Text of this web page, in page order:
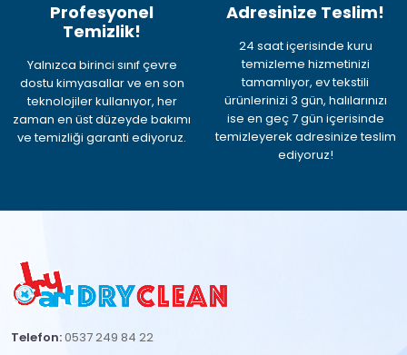
Profesyonel
Temizlik!
Yalnızca birinci sınıf çevre
dostu kimyasallar ve en son
teknolojiler kullanıyor, her
zaman en üst düzeyde bakımı
ve temizliği garanti ediyoruz.
Adresinize Teslim!
24 saat içerisinde kuru
temizleme hizmetinizi
tamamlıyor, ev tekstili
ürünlerinizi 3 gün, halılarınızı
ise en geç 7 gün içerisinde
temizleyerek adresinize teslim
ediyoruz!
Telefon:0537 249 84 22